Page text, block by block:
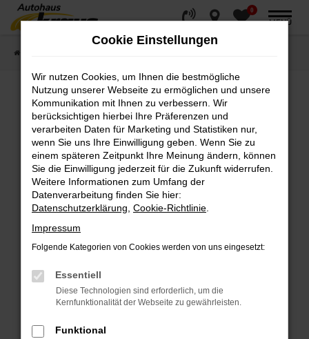
Zum
Hauptinhalt
springen
0
MENÜ
Fehler: Network Error
Beim Laden ist ein Fehler aufgetreten.
Hier sind ein paar Tipps, die dir helfen können:
Überprüfe deine Firewall und deine
Internetverbindung.
Laden andere Webseiten, zum Beispiel deine
Suchmaschine?
Prüfe deine Browsererweiterungen.
können das Laden bestimmter Seiten
verhindern. Funktioniert die Seite in einem
Fenster?
Cookie Einstellungen
Wir nutzen Cookies, um Ihnen die bestmögliche
Nutzung unserer Webseite zu ermöglichen und unsere
Kommunikation mit Ihnen zu verbessern. Wir
berücksichtigen hierbei Ihre Präferenzen und
verarbeiten Daten für Marketing und Statistiken nur,
wenn Sie uns Ihre Einwilligung geben. Wenn Sie zu
einem späteren Zeitpunkt Ihre Meinung ändern, können
Sie die Einwilligung jederzeit für die Zukunft widerrufen.
Weitere Informationen zum Umfang der
Datenverarbeitung finden Sie hier:
Datenschutzerklärung Cookie-Richtlinie
Impressum
Folgende Kategorien von Cookies werden von uns eingesetzt:
Essentiell
Diese Technologien sind erforderlich, um die
Kernfunktionalität der Webseite zu gewährleisten.
Funktional